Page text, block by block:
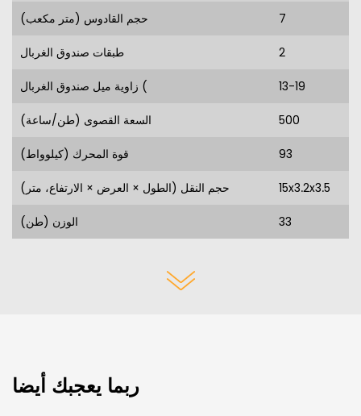
حجم القادوس (متر مكعب) 7
طبقات صندوق الغربال 2
زاوية ميل صندوق الغربال ( 13-19
السعة القصوى (طن/ساعة) 500
قوة المحرك (كيلوواط) 93
حجم النقل (الطول × العرض × الارتفاع، متر) 15x3.2x3.5
الوزن (طن) 33
ربما يعجبك أيضا